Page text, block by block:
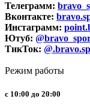
Телеграмм:
Вконтакте:
Инстаграмм:
Ютуб:
ТикТок:
Режим работы
с 10:00 до 20:00